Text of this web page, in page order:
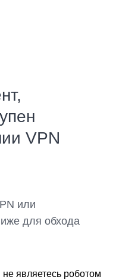
VPN
или
для обхода
являетесь роботом